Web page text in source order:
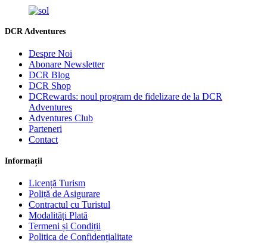
DCR Adventures
Despre Noi
Abonare Newsletter
DCR Blog
DCR Shop
DCRewards: noul program de fidelizare de la DCR
Adventures
Adventures Club
Parteneri
Contact
Informații
Licență Turism
Poliță de Asigurare
Contractul cu Turistul
Modalități Plată
Termeni și Condiții
Politica de Confidențialitate